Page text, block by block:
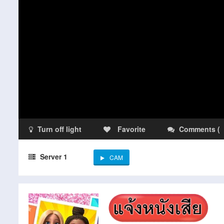
Turn off light Favorite Comments (
Server 1 CAM